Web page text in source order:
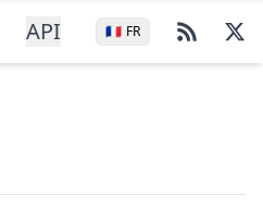
API 🇫🇷 FR